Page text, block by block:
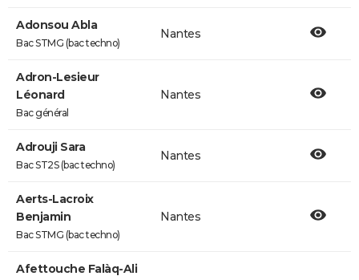
Adonsou Abla
Bac STMG (bac techno)
Nantes
Adron-Lesieur
Léonard
Bac général
Nantes
Adrouji Sara
Bac ST2S (bac techno)
Nantes
Aerts-Lacroix
Benjamin
Bac STMG (bac techno)
Nantes
Afettouche Falàq-Ali